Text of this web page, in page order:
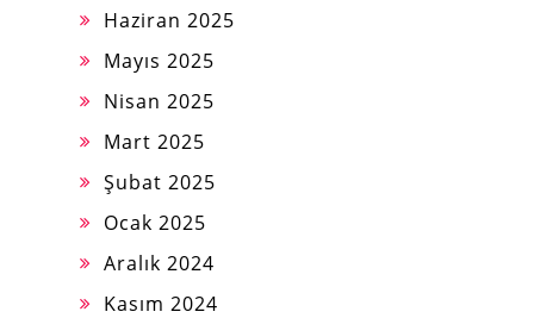
Haziran 2025
Mayıs 2025
Nisan 2025
Mart 2025
Şubat 2025
Ocak 2025
Aralık 2024
Kasım 2024